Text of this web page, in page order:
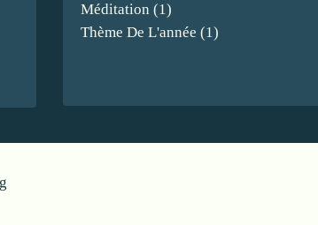
Méditation (1)
Thème De L'année (1)